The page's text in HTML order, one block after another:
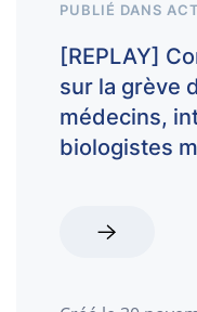
PUBLIÉ DANS
[REPLAY]
sur la grève
médecins,
biologistes